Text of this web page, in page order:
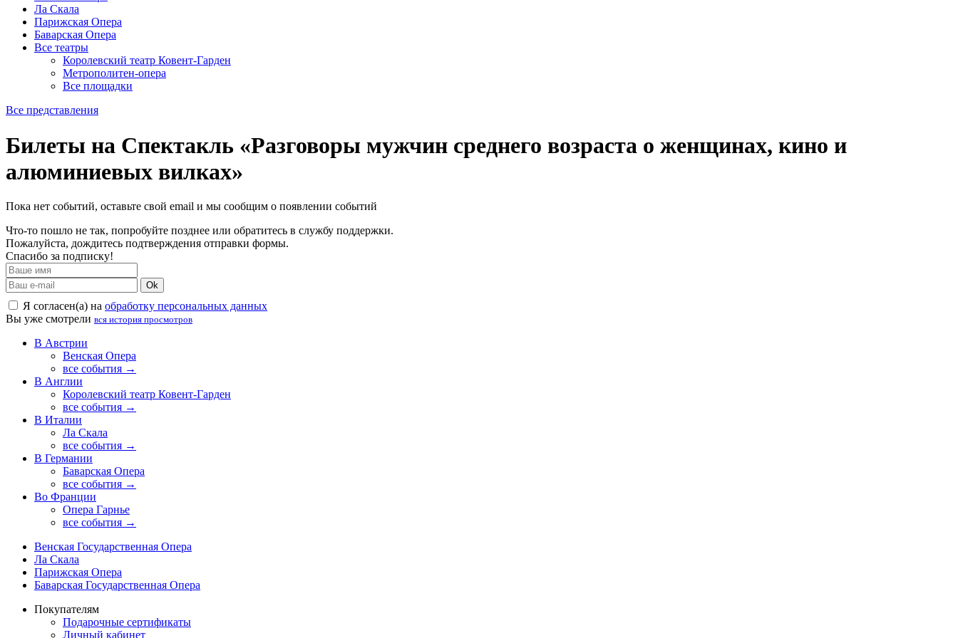
Ла Скала
Парижская Опера
Баварская Опера
Все театры
Королевский театр Ковент-Гарден
Метрополитен-опера
Все площадки
Все представления
Билеты на Спектакль «Разговоры мужчин среднего возраста о женщинах, кино и
алюминиевых вилках»
Пока нет событий, оставьте свой email и мы сообщим о появлении событий
Что-то пошло не так, попробуйте позднее или обратитесь в службу поддержки.
Пожалуйста, дождитесь подтверждения отправки формы.
Спасибо за подписку!
Ok
Я согласен(а) на обработку персональных данных
Вы уже смотрели вся история просмотров
В Австрии
Венская Опера
все события →
В Англии
Королевский театр Ковент-Гарден
все события →
В Италии
Ла Скала
все события →
В Германии
Баварская Опера
все события →
Во Франции
Опера Гарнье
все события →
Венская Государственная Опера
Ла Скала
Парижская Опера
Баварская Государственная Опера
Покупателям
Подарочные сертификаты
Личный кабинет